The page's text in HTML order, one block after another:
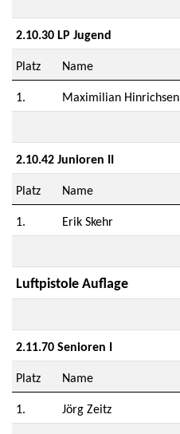
2.10.30 LP Jugend
Platz Name
1. Maximilian Hinrichsen
2.10.42 Junioren II
Platz Name
1. Erik Skehr
Luftpistole Auflage
2.11.70 Senioren I
Platz Name
1. Jörg Zeitz